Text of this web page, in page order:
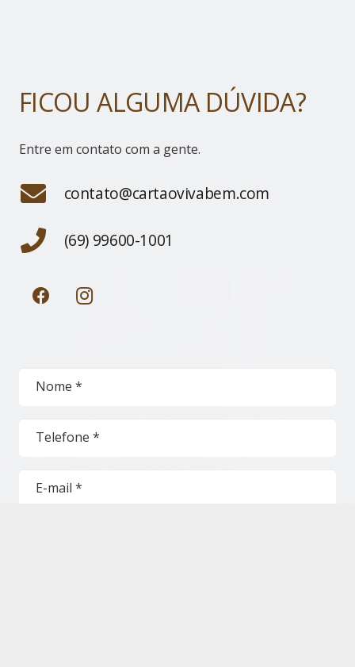
FICOU ALGUMA DÚVIDA?
Entre em contato com a gente.
contato@cartaovivabem.com
(69) 99600-1001
Nome *
Telefone *
E-mail *